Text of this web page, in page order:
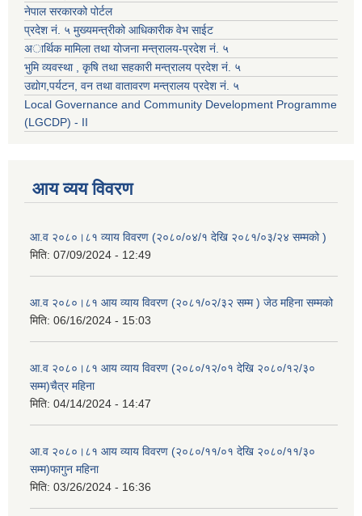
नेपाल सरकारको पोर्टल
प्रदेश नं. ५ मुख्यमन्त्रीको आधिकारीक वेभ साईट
अार्थिक मामिला तथा योजना मन्त्रालय-प्रदेश नं. ५
भुमि व्यवस्था , कृषि तथा सहकारी मन्त्रालय प्रदेश नं. ५
उद्याेग,पर्यटन, वन तथा वातावरण मन्त्रालय प्रदेश नं. ५
Local Governance and Community Development Programme
(LGCDP) - II
आय व्यय विवरण
आ.व २०८०।८१ व्याय विवरण (२०८०/०४/१ देखि २०८१/०३/२४ सम्मको )
मिति: 07/09/2024 - 12:49
आ.व २०८०।८१ आय व्याय विवरण (२०८१/०२/३२ सम्म ) जेठ महिना सम्मको
मिति: 06/16/2024 - 15:03
आ.व २०८०।८१ आय व्याय विवरण (२०८०/१२/०१ देखि २०८०/१२/३०
सम्म)चैत्र महिना
मिति: 04/14/2024 - 14:47
आ.व २०८०।८१ आय व्याय विवरण (२०८०/११/०१ देखि २०८०/११/३०
सम्म)फागुन महिना
मिति: 03/26/2024 - 16:36